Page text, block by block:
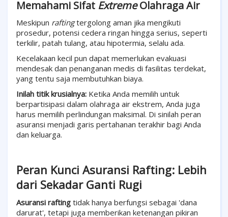
Memahami Sifat ExtremeOlahraga Air
Meskipun raftingtergolong aman jika mengikuti
prosedur, potensi cedera ringan hingga serius, seperti
terkilir, patah tulang, atau hipotermia, selalu ada.
Kecelakaan kecil pun dapat memerlukan evakuasi
mendesak dan penanganan medis di fasilitas terdekat,
yang tentu saja membutuhkan biaya.
Inilah titik krusialnya: Ketika Anda memilih untuk
berpartisipasi dalam olahraga air ekstrem, Anda juga
harus memilih perlindungan maksimal. Di sinilah peran
asuransi menjadi garis pertahanan terakhir bagi Anda
dan keluarga.
Peran Kunci Asuransi Rafting: Lebih
dari Sekadar Ganti Rugi
Asuransi rafting tidak hanya berfungsi sebagai 'dana
darurat', tetapi juga memberikan ketenangan pikiran